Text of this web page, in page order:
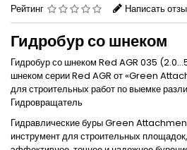
Рейтинг Написать
Гидробур со шнеком
Гидробур со шнеком Red AGR 035
шнеком серии Red AGR от «Green
для строительных работ по выемке
Гидровращатель
Гидравлические бурыGreen
инструмент для строительных